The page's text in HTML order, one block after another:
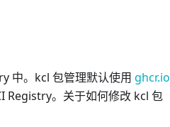
中。kcl 包管理默认使用 ghcr.io
Registry。关于如何修改 kcl 包